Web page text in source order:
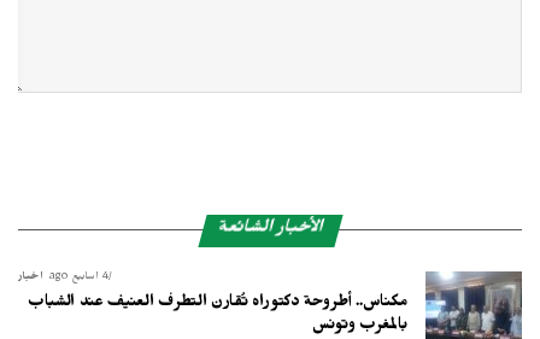
الأخبار الشائعة
أخبار 4 أسابيع ago
مكناس.. أطروحة دكتوراه تُقارن التطرف العنيف عند الشباب
بالمغرب وتونس